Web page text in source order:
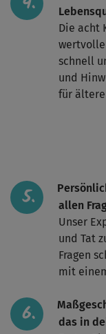
Die acht
schnell
und
für
allen
Unser
und Tat
Fragen
mit
das in